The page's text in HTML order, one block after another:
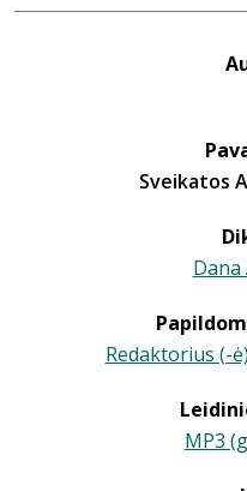
Sveikatos
Redaktorius (-
MP3